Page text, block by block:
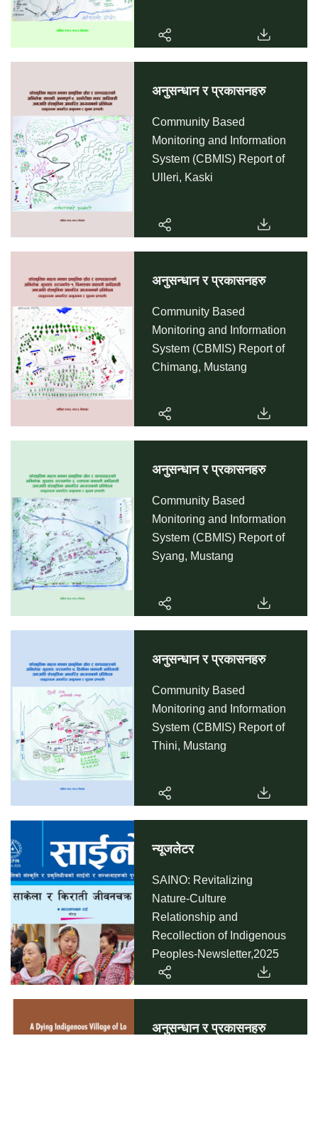
अनुसन्धान र प्रकासनहरु
Community Based
Monitoring and Information
System (CBMIS) Report of
Ulleri, Kaski
अनुसन्धान र प्रकासनहरु
Community Based
Monitoring and Information
System (CBMIS) Report of
Chimang, Mustang
अनुसन्धान र प्रकासनहरु
Community Based
Monitoring and Information
System (CBMIS) Report of
Syang, Mustang
अनुसन्धान र प्रकासनहरु
Community Based
Monitoring and Information
System (CBMIS) Report of
Thini, Mustang
न्यूजलेटर
SAINO: Revitalizing
Nature-Culture
Relationship and
Recollection of Indigenous
Peoples-Newsletter,2025
अनुसन्धान र प्रकासनहरु